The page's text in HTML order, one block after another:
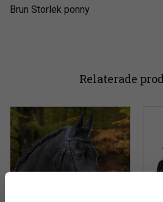
Brun Storlek ponny
Relaterade